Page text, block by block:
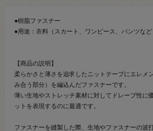
●樹脂ファスナー
●用途：衣料（スカート、ワンピース、パンツなど
【商品の説明】
柔らかさと薄さを追求したニットテープにエレメ
み合う部分）を編込んだファスナーです。
薄い生地やストレッチ素材に対してドレープ性に
ットを表現するのに最適です。
ファスナーを縫製した際、生地やファスナーの波